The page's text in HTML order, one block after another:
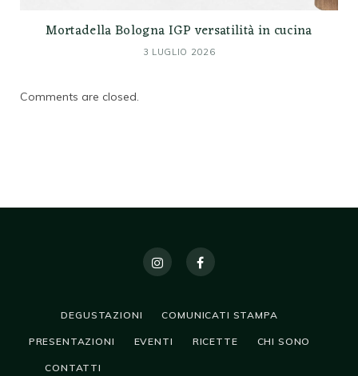
Mortadella Bologna IGP versatilità in cucina
3 LUGLIO 2026
Comments are closed.
DEGUSTAZIONI COMUNICATI STAMPA
PRESENTAZIONI EVENTI RICETTE CHI SONO
CONTATTI